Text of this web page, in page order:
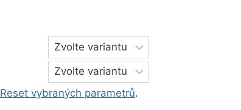
Reset vybraných parametrů.